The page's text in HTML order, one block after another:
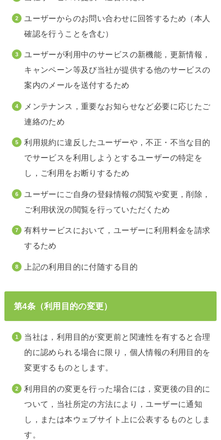
ユーザーからのお問い合わせに回答するため（本人
確認を行うことを含む）
ユーザーが利用中のサービスの新機能，更新情報，
キャンペーン等及び当社が提供する他のサービスの
案内のメールを送付するため
メンテナンス，重要なお知らせなど必要に応じたご
連絡のため
利用規約に違反したユーザーや，不正・不当な目的
でサービスを利用しようとするユーザーの特定を
し，ご利用をお断りするため
ユーザーにご自身の登録情報の閲覧や変更，削除，
ご利用状況の閲覧を行っていただくため
有料サービスにおいて，ユーザーに利用料金を請求
するため
上記の利用目的に付随する目的
第4条（利用目的の変更）
当社は，利用目的が変更前と関連性を有すると合理
的に認められる場合に限り，個人情報の利用目的を
変更するものとします。
利用目的の変更を行った場合には，変更後の目的に
ついて，当社所定の方法により，ユーザーに通知
し，または本ウェブサイト上に公表するものとしま
す。